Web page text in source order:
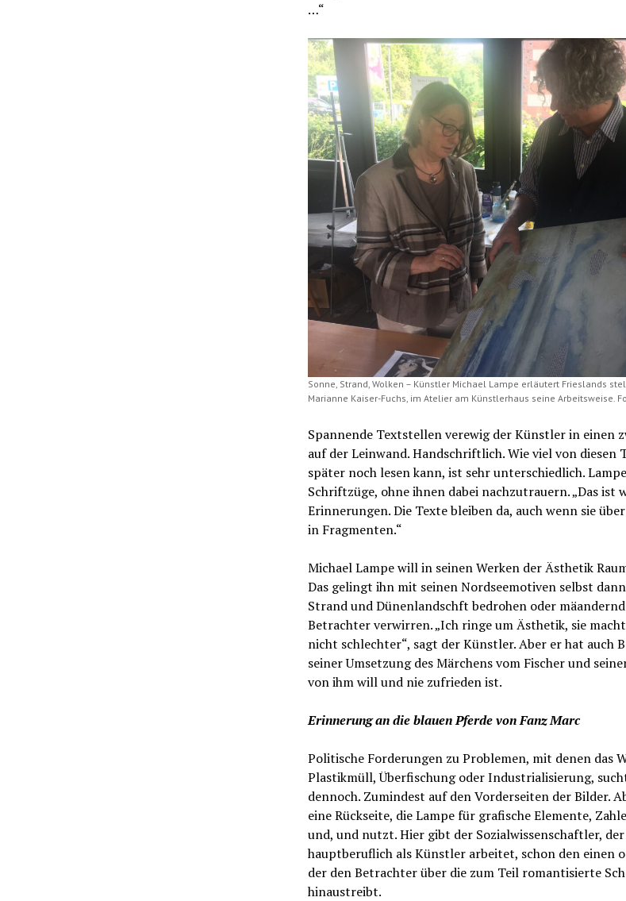
…“
Sonne, Strand, Wolken – Künstler Michael Lampe erläutert Frieslands
Marianne Kaiser-Fuchs, im Atelier am Künstlerhaus seine Arbeitsweise.
Spannende Textstellen verewig der Künstler in einen
auf der Leinwand. Handschriftlich. Wie viel von diesen
später noch lesen kann, ist sehr unterschiedlich.
Schriftzüge, ohne ihnen dabei nachzutrauern. „Das ist
Erinnerungen. Die Texte bleiben da, auch wenn sie
in Fragmenten.“
Michael Lampe will in seinen Werken der Ästhetik
Das gelingt ihn mit seinen Nordseemotiven selbst
Strand und Dünenlandschft bedrohen oder
Betrachter verwirren. „Ich ringe um Ästhetik, sie
nicht schlechter“, sagt der Künstler. Aber er hat auch
seiner Umsetzung des Märchens vom Fischer und
von ihm will und nie zufrieden ist.
Erinnerung an die blauen Pferde von Fanz Marc
Politische Forderungen zu Problemen, mit denen das
Plastikmüll, Überfischung oder Industrialisierung,
dennoch. Zumindest auf den Vorderseiten der Bilder.
eine Rückseite, die Lampe für grafische Elemente,
und, und nutzt. Hier gibt der Sozialwissenschaftler,
hauptberuflich als Künstler arbeitet, schon den einen
der den Betrachter über die zum Teil romantisierte
hinaustreibt.